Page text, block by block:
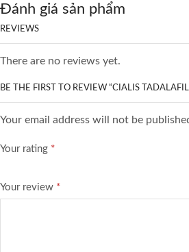
Đánh giá sản phẩm
REVIEWS
There are no reviews yet.
BE THE FIRST TO REVIEW “CIALIS
Your email address will not be
Your rating *
Your review *